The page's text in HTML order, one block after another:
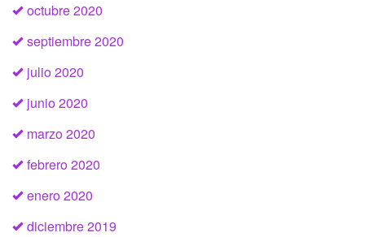
octubre 2020
septiembre 2020
julio 2020
junio 2020
marzo 2020
febrero 2020
enero 2020
diciembre 2019